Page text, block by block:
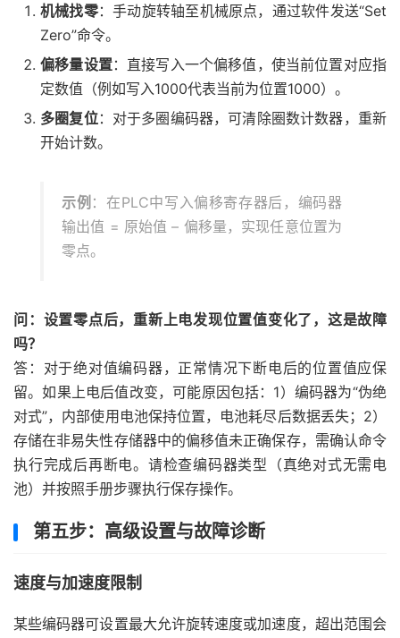
机械找零：手动旋转轴至机械原点，通过软件发送“Set
Zero”命令。
偏移量设置：直接写入一个偏移值，使当前位置对应指
定数值（例如写入1000代表当前为位置1000）。
多圈复位：对于多圈编码器，可清除圈数计数器，重新
开始计数。
示例 ：在PLC中写入偏移寄存器后，编码器
输出值 = 原始值 – 偏移量，实现任意位置为
零点。
问：设置零点后，重新上电发现位置值变化了，这是故障
吗？
答：对于绝对值编码器，正常情况下断电后的位置值应保
留。如果上电后值改变，可能原因包括：1）编码器为“伪绝
对式”，内部使用电池保持位置，电池耗尽后数据丢失；2）
存储在非易失性存储器中的偏移值未正确保存，需确认命令
执行完成后再断电。请检查编码器类型（真绝对式无需电
池）并按照手册步骤执行保存操作。
第五步：高级设置与故障诊断
速度与加速度限制
某些编码器可设置最大允许旋转速度或加速度，超出范围会